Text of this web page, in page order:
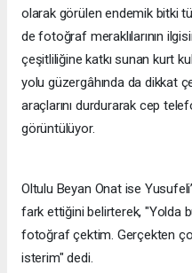
olarak görülen endemik bitki
de fotoğraf meraklılarının
çeşitliliğine katkı sunan kurt
yolu güzergâhında da dikkat
araçlarını durdurarak cep
görüntülüyor.
Oltulu Beyan Onat ise
fark ettiğini belirterek, "Yolda
fotoğraf çektim. Gerçekten
isterim" dedi.